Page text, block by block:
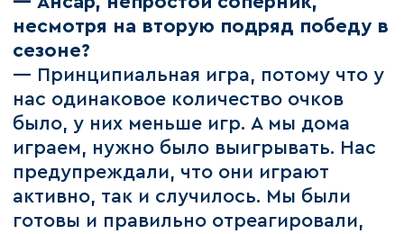
несмотря на вторую подряд победу в
сезоне?
— Принципиальная игра, потому что у
нас одинаковое количество очков
было, у них меньше игр. А мы дома
играем, нужно было выигрывать. Нас
предупреждали, что они играют
активно, так и случилось. Мы были
готовы и правильно отреагировали,